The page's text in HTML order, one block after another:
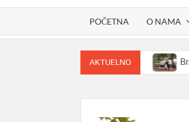
POČETNA O NAMA
AKTUELNO
kampovi i u 2024. godini Bravo